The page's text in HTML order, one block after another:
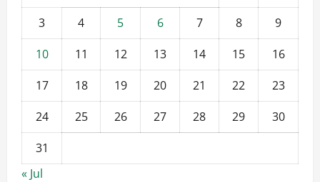
3
4 5 6 7 8
9
10
11 12 13 14 15
16
17
18 19 20 21 22
23
24
25 26 27 28 29
30
31
« Jul